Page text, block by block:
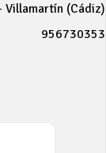
(Cádiz)
956730353